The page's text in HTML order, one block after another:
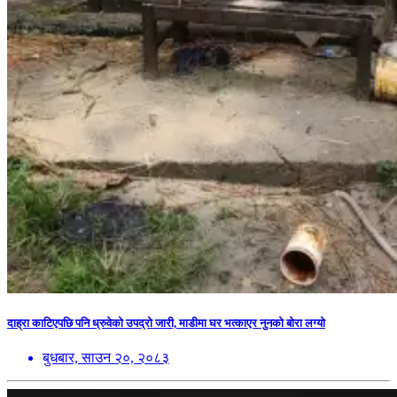
दाह्रा काटिएपछि पनि ध्रुवेको उपद्रो जारी, माडीमा घर भत्काएर नुनको बोरा लग्यो
बुधबार, साउन २०, २०८३